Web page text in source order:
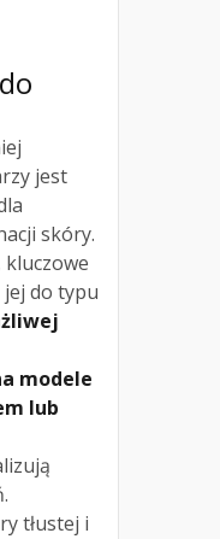
jest
skóry.
kluczowe
do typu
modele
lub
tłustej i